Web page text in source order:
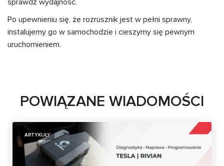
sprawdź wydajność.
Po upewnieniu się, że rozrusznik jest w pełni sprawny,
instalujemy go w samochodzie i cieszymy się pewnym
uruchomieniem.
POWIĄZANE WIADOMOŚCI
ARTYKUŁY